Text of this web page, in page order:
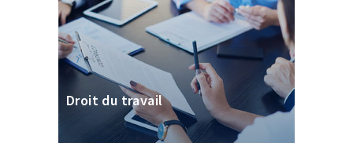
Droit du travail